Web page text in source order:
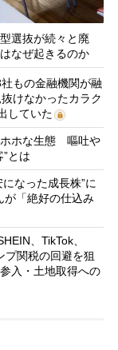
選抜が続々と廃
なぜ起きるのか
もの金融機関が融
けなかったカラク
していた
ホホな生態 嘔吐や
とは
なった成長株”に
「絶好の仕込み
、TikTok、
関税の回避を狙
入・土地取得への